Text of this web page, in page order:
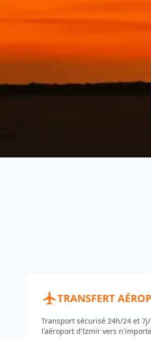
TRANSFERT
Transport sécurisé 24h/24 et
l'aéroport d'Izmir vers